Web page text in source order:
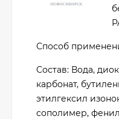
Способ
Состав: Вода,
карбонат,
этилгексил
сополимер,